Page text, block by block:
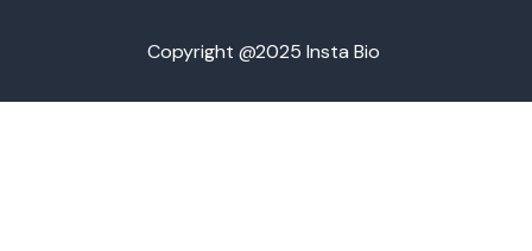
Copyright @2025 Insta Bio